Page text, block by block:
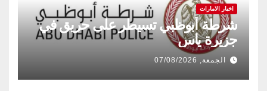
اخبار الامارات
شرطة أبوظبي تسيطر على حريق في
جزيرة ياس
الجمعة, 07/08/2026